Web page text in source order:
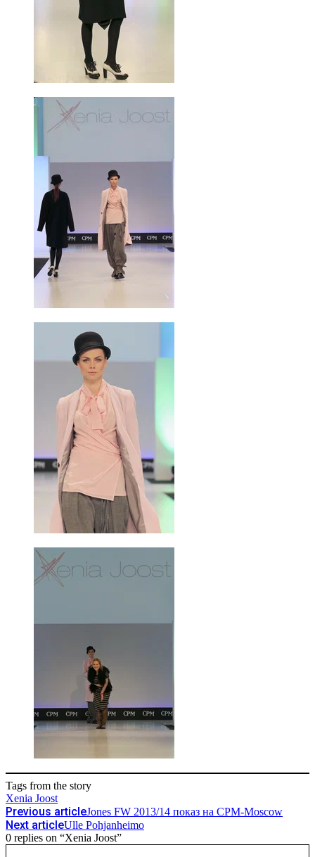
Tags from the story
Xenia Joost
Previous articleJones FW 2013/14 показ на CPM-Moscow
Next articleUlle Pohjanheimo
0 replies on “Xenia Joost”